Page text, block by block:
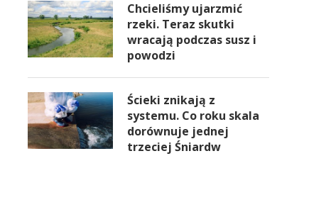
Bank Pekao przymusowo
przejmie Idea Bank, aby
zapobiec niekontrolowanemu
UOKiK podjął decyzję o
kar na Idea Bank w
proc. jego wartości
Chcieliśmy ujarzmić
rzeki. Teraz skutki
wracają podczas susz i
powodzi
Ścieki znikają z
systemu. Co roku skala
dorównuje jednej
trzeciej Śniardw